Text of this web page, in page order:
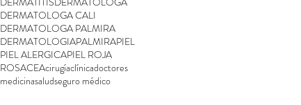
DERMATOLOGA CALI
DERMATOLOGA PALMIRA
DERMATOLOGIAPALMIRAPIEL
PIEL ALERGICAPIEL ROJA
ROSACEAcirugíaclínicadoctores
medicinasaludseguro médico